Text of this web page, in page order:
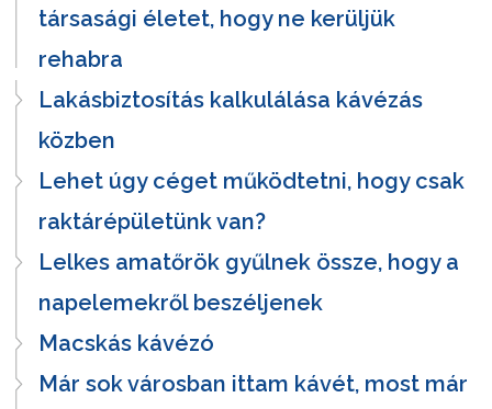
társasági életet, hogy ne kerüljük
rehabra
Lakásbiztosítás kalkulálása kávézás
közben
Lehet úgy céget működtetni, hogy csak
raktárépületünk van?
Lelkes amatőrök gyűlnek össze, hogy a
napelemekről beszéljenek
Macskás kávézó
Már sok városban ittam kávét, most már